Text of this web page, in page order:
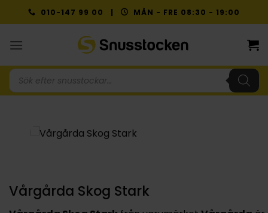
to
010-147 99 00 | MÅN - FRE 08:30 - 19:00
Produktsökning
Vårgårda Skog Stark